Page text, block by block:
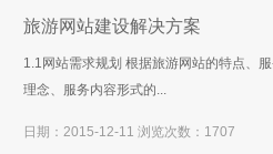
旅游网站建设解决方案
1.1网站需求规划 根据旅游网站的特点、
理念、服务内容形式的...
日期：2015-12-11 浏览次数：1707